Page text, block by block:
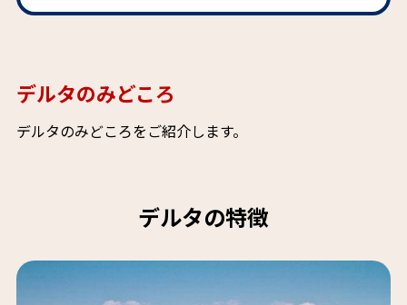
デルタのみどころ
デルタのみどころをご紹介します。
デルタの特徴